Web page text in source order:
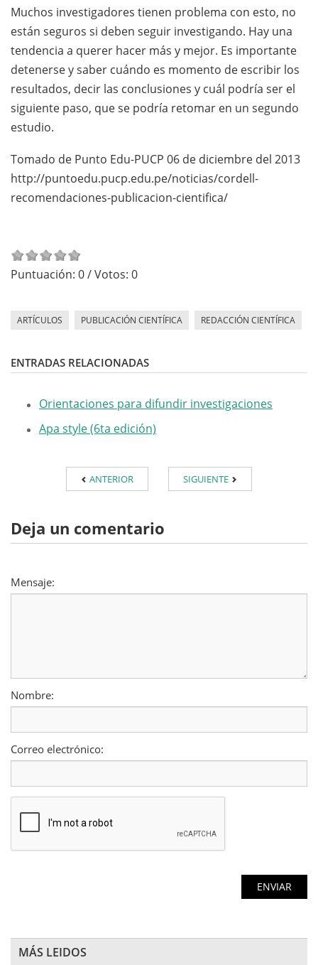
Muchos investigadores tienen problema con esto, no
están seguros si deben seguir investigando. Hay una
tendencia a querer hacer más y mejor. Es importante
detenerse y saber cuándo es momento de escribir los
resultados, decir las conclusiones y cuál podría ser el
siguiente paso, que se podría retomar en un segundo
estudio.
Tomado de Punto Edu-PUCP 06 de diciembre del 2013
http://puntoedu.pucp.edu.pe/noticias/cordell-
recomendaciones-publicacion-cientifica/
Puntuación: 0/ Votos: 0
ARTÍCULOS PUBLICACIÓN CIENTÍFICA REDACCIÓN CIENTÍFICA
ENTRADAS RELACIONADAS
Orientaciones para difundir investigaciones
Apa style (6ta edición)
ANTERIOR SIGUIENTE
Deja un comentario
Mensaje:
Nombre:
Correo electrónico:
MÁS LEIDOS